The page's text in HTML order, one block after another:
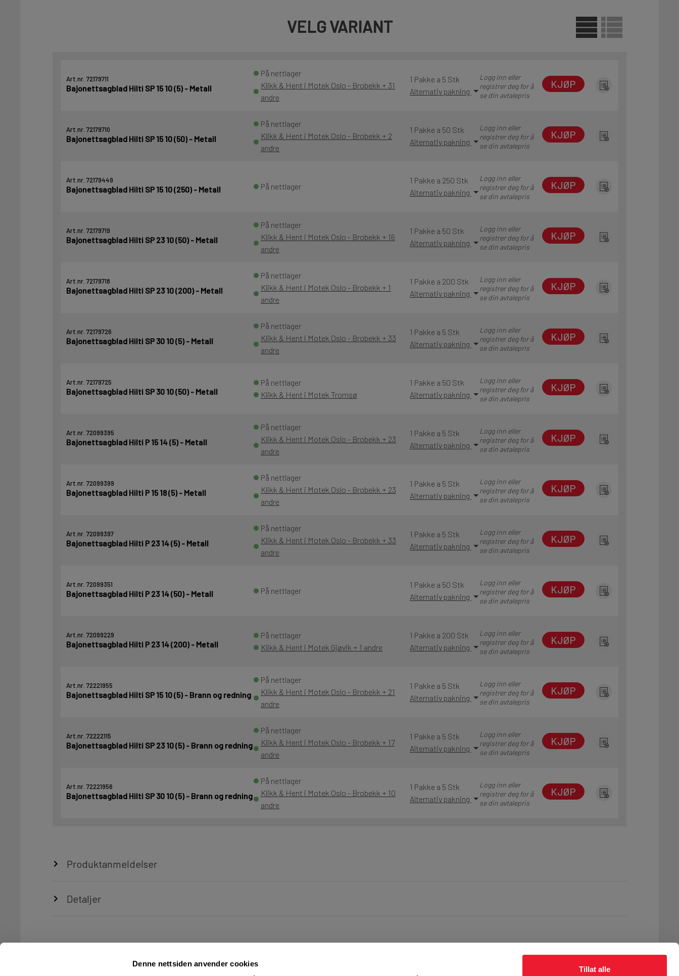
Denne nettsiden anvender cookies
Tillat alle
VELG VARIANT
Art.nr. 72179711
Bajonettsagblad Hilti SP 15 10 (5) - Metall
På nettlager
Klikk & Hent i Motek Oslo - Brobekk + 31
andre
1 Pakke a 5 Stk
Alternativ pakning
Logg inn eller
registrer deg for å
se din avtalepris
KJØP
Art.nr. 72179710
Bajonettsagblad Hilti SP 15 10 (50) - Metall
På nettlager
Klikk & Hent i Motek Oslo - Brobekk + 2
andre
1 Pakke a 50 Stk
Alternativ pakning
Logg inn eller
registrer deg for å
se din avtalepris
KJØP
Art.nr. 72179449
Bajonettsagblad Hilti SP 15 10 (250) - Metall På nettlager
1 Pakke a 250 Stk
Alternativ pakning
Logg inn eller
registrer deg for å
se din avtalepris
KJØP
Art.nr. 72179719
Bajonettsagblad Hilti SP 23 10 (50) - Metall
På nettlager
Klikk & Hent i Motek Oslo - Brobekk + 16
andre
1 Pakke a 50 Stk
Alternativ pakning
Logg inn eller
registrer deg for å
se din avtalepris
KJØP
Art.nr. 72179718
Bajonettsagblad Hilti SP 23 10 (200) - Metall
På nettlager
Klikk & Hent i Motek Oslo - Brobekk + 1
andre
1 Pakke a 200 Stk
Alternativ pakning
Logg inn eller
registrer deg for å
se din avtalepris
KJØP
Art.nr. 72179726
Bajonettsagblad Hilti SP 30 10 (5) - Metall
På nettlager
Klikk & Hent i Motek Oslo - Brobekk + 33
andre
1 Pakke a 5 Stk
Alternativ pakning
Logg inn eller
registrer deg for å
se din avtalepris
KJØP
Art.nr. 72179725
Bajonettsagblad Hilti SP 30 10 (50) - Metall
På nettlager
Klikk & Hent i Motek Tromsø
1 Pakke a 50 Stk
Alternativ pakning
Logg inn eller
registrer deg for å
se din avtalepris
KJØP
Art.nr. 72099395
Bajonettsagblad Hilti P 15 14 (5) - Metall
På nettlager
Klikk & Hent i Motek Oslo - Brobekk + 23
andre
1 Pakke a 5 Stk
Alternativ pakning
Logg inn eller
registrer deg for å
se din avtalepris
KJØP
Art.nr. 72099399
Bajonettsagblad Hilti P 15 18 (5) - Metall
På nettlager
Klikk & Hent i Motek Oslo - Brobekk + 23
andre
1 Pakke a 5 Stk
Alternativ pakning
Logg inn eller
registrer deg for å
se din avtalepris
KJØP
Art.nr. 72099397
Bajonettsagblad Hilti P 23 14 (5) - Metall
På nettlager
Klikk & Hent i Motek Oslo - Brobekk + 33
andre
1 Pakke a 5 Stk
Alternativ pakning
Logg inn eller
registrer deg for å
se din avtalepris
KJØP
Art.nr. 72099351
Bajonettsagblad Hilti P 23 14 (50) - Metall På nettlager
1 Pakke a 50 Stk
Alternativ pakning
Logg inn eller
registrer deg for å
se din avtalepris
KJØP
Art.nr. 72099229
Bajonettsagblad Hilti P 23 14 (200) - Metall
På nettlager
Klikk & Hent i Motek Gjøvik + 1 andre
1 Pakke a 200 Stk
Alternativ pakning
Logg inn eller
registrer deg for å
se din avtalepris
KJØP
Art.nr. 72221955
Bajonettsagblad Hilti SP 15 10 (5) - Brann og redning
På nettlager
Klikk & Hent i Motek Oslo - Brobekk + 21
andre
1 Pakke a 5 Stk
Alternativ pakning
Logg inn eller
registrer deg for å
se din avtalepris
KJØP
Art.nr. 72222115
Bajonettsagblad Hilti SP 23 10 (5) - Brann og redning
På nettlager
Klikk & Hent i Motek Oslo - Brobekk + 17
andre
1 Pakke a 5 Stk
Alternativ pakning
Logg inn eller
registrer deg for å
se din avtalepris
KJØP
Art.nr. 72221956
Bajonettsagblad Hilti SP 30 10 (5) - Brann og redning
På nettlager
Klikk & Hent i Motek Oslo - Brobekk + 10
andre
1 Pakke a 5 Stk
Alternativ pakning
Logg inn eller
registrer deg for å
se din avtalepris
KJØP
Produktanmeldelser
Detaljer